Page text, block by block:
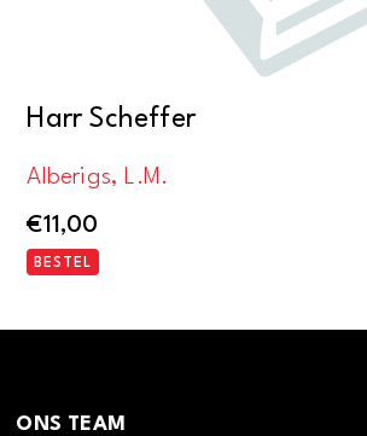
Harr Scheffer
Alberigs, L.M.
€11,00
BESTEL
ONS TEAM